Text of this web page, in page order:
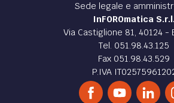
Sede legale e
InFOROmatica S.r.l.
Via Castiglione 81, 40124 -
Tel. 051.98.43.125
Fax 051.98.43.529
P.IVA